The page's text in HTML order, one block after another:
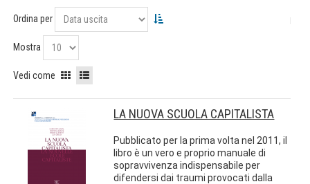
Ordina per
Mostra
Vedi come
LA NUOVA SCUOLA CAPITALISTA
Pubblicato per la prima volta nel 2011, il
libro è un vero e proprio manuale di
sopravvivenza indispensabile per
difendersi dai traumi provocati dalla